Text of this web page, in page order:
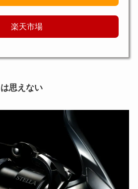
楽天市場
思えない